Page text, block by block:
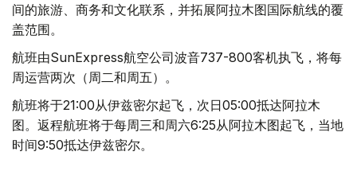
间的旅游、商务和文化联系，并拓展阿拉木图国际航线的覆
盖范围。
航班由SunExpress航空公司波音737-800客机执飞，将每
周运营两次（周二和周五）。
航班将于21:00从伊兹密尔起飞，次日05:00抵达阿拉木
图。返程航班将于每周三和周六6:25从阿拉木图起飞，当地
时间9:50抵达伊兹密尔。